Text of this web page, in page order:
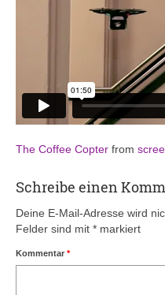
The Coffee Copter from
Schreibe einen
Deine E-Mail-Adresse wird
Felder sind mit * markiert
Kommentar *